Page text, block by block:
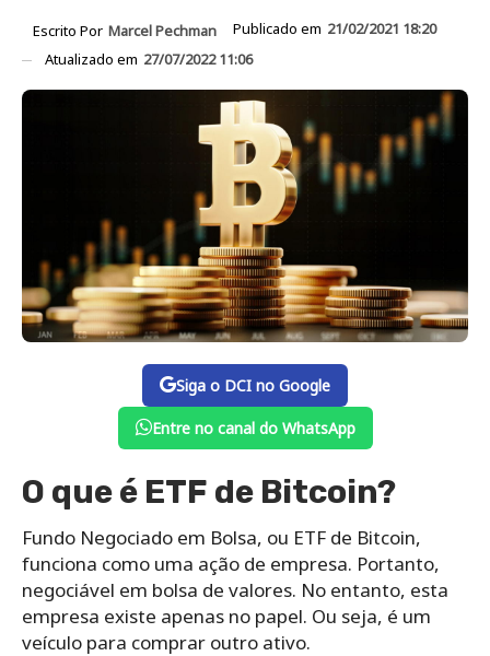
Escrito Por Marcel Pechman Publicado em 21/02/2021 18:20
Atualizado em 27/07/2022 11:06
Siga o DCI no Google
Entre no canal do WhatsApp
O que é ETF de Bitcoin?
Fundo Negociado em Bolsa, ou ETF de Bitcoin,
funciona como uma ação de empresa. Portanto,
negociável em bolsa de valores. No entanto, esta
empresa existe apenas no papel. Ou seja, é um
veículo para comprar outro ativo.